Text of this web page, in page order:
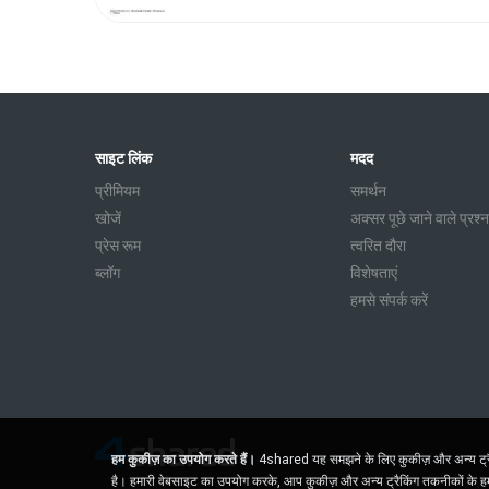
साइट लिंक
प्रीमियम
खोजें
प्रेस रूम
ब्लॉग
मदद
समर्थन
अक्सर पूछे जाने वाले प्रश्न
त्वरित दौरा
विशेषताएं
हमसे संपर्क करें
हम कुकीज़ का उपयोग करते हैं। 4shared यह समझने के लिए कुकीज़ और अन्य
है। हमारी वेबसाइट का उपयोग करके, आप कुकीज़ और अन्य ट्रैकिंग तकनीकों के